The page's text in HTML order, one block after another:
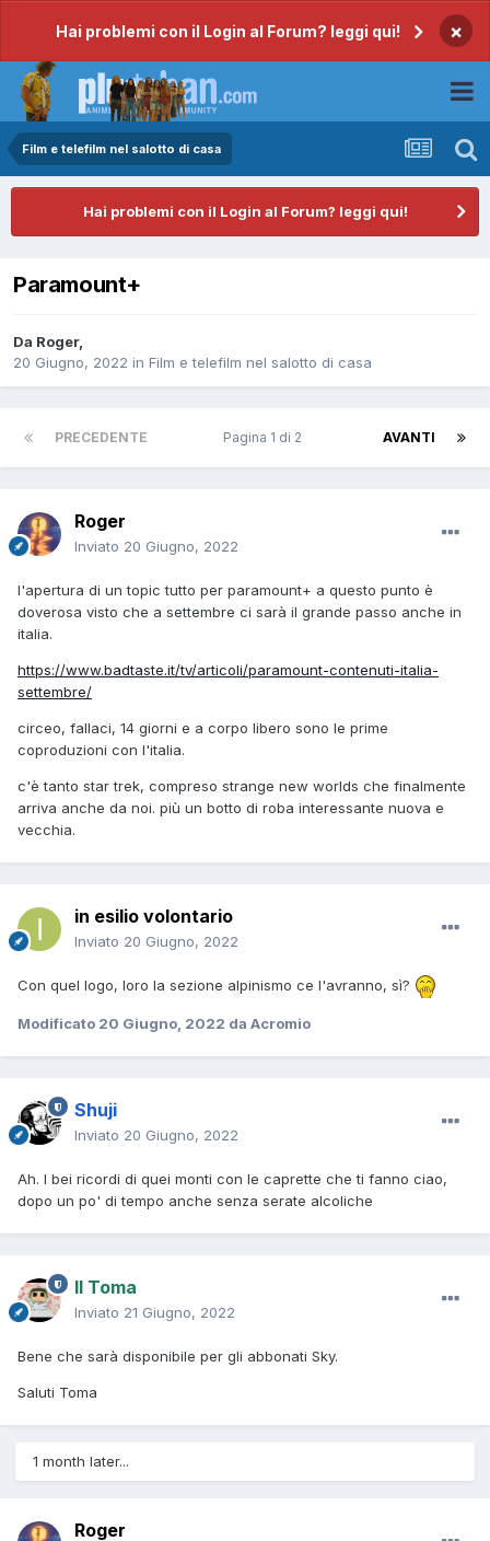
Hai problemi con il Login al Forum? leggi qui! ×
Film e telefilm nel salotto di casa
Hai problemi con il Login al Forum? leggi qui!
Paramount+
Da Roger,
20 Giugno, 2022 in Film e telefilm nel salotto di casa
PRECEDENTE AVANTI
Pagina 1 di 2
Roger
Inviato 20 Giugno, 2022
l'apertura di un topic tutto per paramount+ a questo punto è
doverosa visto che a settembre ci sarà il grande passo anche in
italia.
https://www.badtaste.it/tv/articoli/paramount-contenuti-italia-
settembre/
circeo, fallaci, 14 giorni e a corpo libero sono le prime
coproduzioni con l'italia.
c'è tanto star trek, compreso strange new worlds che finalmente
arriva anche da noi. più un botto di roba interessante nuova e
vecchia.
in esilio volontario
Inviato 20 Giugno, 2022
Con quel logo, loro la sezione alpinismo ce l'avranno, sì?
Modificato 20 Giugno, 2022 da Acromio
Shuji
Inviato 20 Giugno, 2022
Ah. I bei ricordi di quei monti con le caprette cheti fanno ciao,
dopo un po' di tempo anche senza serate alcoliche
Il Toma
Inviato 21 Giugno, 2022
Bene che sarà disponibile per gli abbonati Sky.
Saluti Toma
1 month later...
Roger